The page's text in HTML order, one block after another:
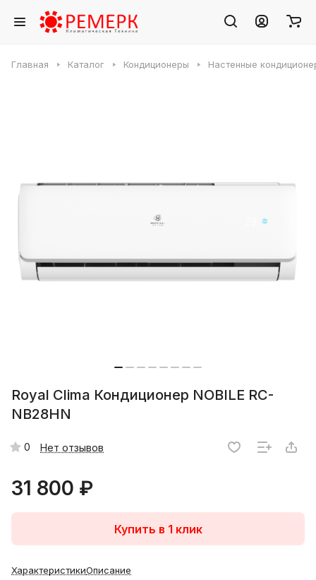
Главная Каталог Кондиционеры Настенные
Royal Clima Кондиционер NOBILE RC-
NB28HN
0 Нет отзывов
31 800 ₽
Купить в 1 клик
ХарактеристикиОписание